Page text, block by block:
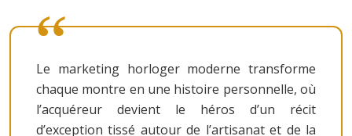
Le marketing horloger moderne transforme
chaque montre en une histoire personnelle, où
l’acquéreur devient le héros d’un récit
d’exception tissé autour de l’artisanat et de la